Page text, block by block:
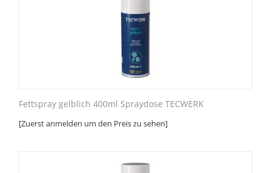
Fettspray gelblich 400ml Spraydose TECWERK
[Zuerst anmelden um den Preis zu sehen]